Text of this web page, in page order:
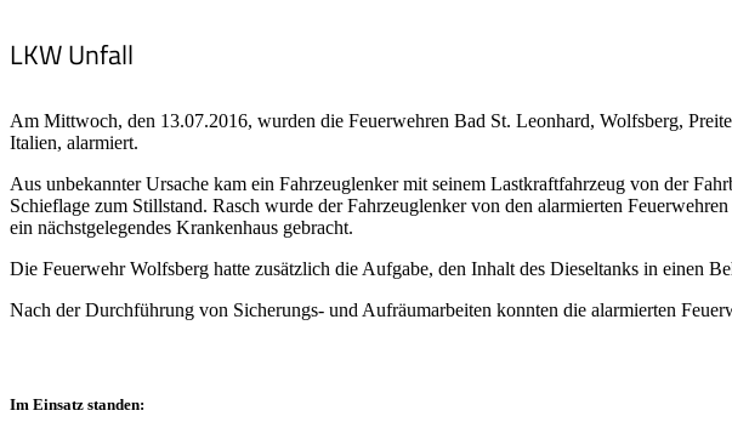
LKW Unfall
Am Mittwoch, den 13.07.2016, wurden die Feuerwehren Bad St. Leonhard, Wolfsberg,
Italien, alarmiert.
Aus unbekannter Ursache kam ein Fahrzeuglenker mit seinem Lastkraftfahrzeug von der
Schieflage zum Stillstand. Rasch wurde der Fahrzeuglenker von den alarmierten
ein nächstgelegendes Krankenhaus gebracht.
Die Feuerwehr Wolfsberg hatte zusätzlich die Aufgabe, den Inhalt des Dieseltanks in einen
Nach der Durchführung von Sicherungs- und Aufräumarbeiten konnten die alarmierten
Im Einsatz standen: